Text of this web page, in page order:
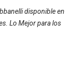
disponible en
Lo Mejor para los